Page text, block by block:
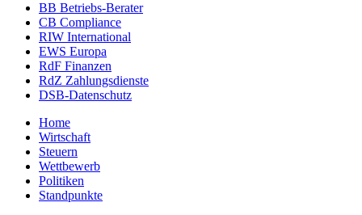
BB Betriebs-Berater
CB Compliance
RIW International
EWS Europa
RdF Finanzen
RdZ Zahlungsdienste
DSB-Datenschutz
Home
Wirtschaft
Steuern
Wettbewerb
Politiken
Standpunkte